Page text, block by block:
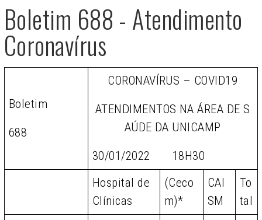
Boletim 688 - Atendimento
Coronavírus
Boletim
688
CORONAVÍRUS – COVID19
ATENDIMENTOS NA ÁREA DE S
AÚDE DA UNICAMP
30/01/2022 18H30
Hospital de
Clínicas
(Ceco
m)*
CAI
SM
To
tal